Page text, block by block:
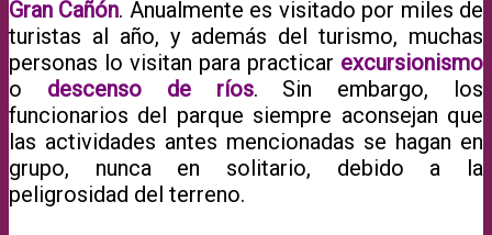
Gran Cañón. Anualmente es visitado por miles de
turistas al año, y además del turismo, muchas
personas lo visitan para practicar excursionismo
o descenso de ríos. Sin embargo, los
funcionarios del parque siempre aconsejan que
las actividades antes mencionadas se hagan en
grupo, nunca en solitario, debido a la
peligrosidad del terreno.